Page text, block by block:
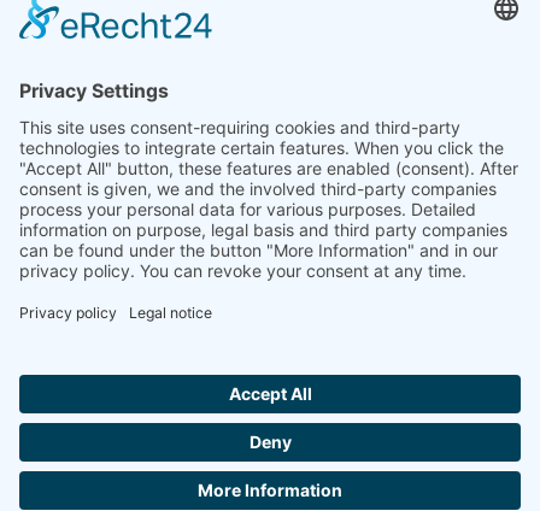
Indie
Plot 65, 2nd Floor, Sai Enclave,
+91-11-42883851
sales@linseis.in
NEWSLETTER
FIRMANADRUKOCHRONA
DANYCH
SKONTAKTUJ
SIĘ Z NAMI
GTC
Hallo ich bin LINAI! Wie kann ich dir